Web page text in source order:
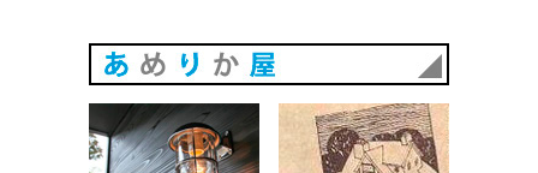
あめりか屋WEBサイト